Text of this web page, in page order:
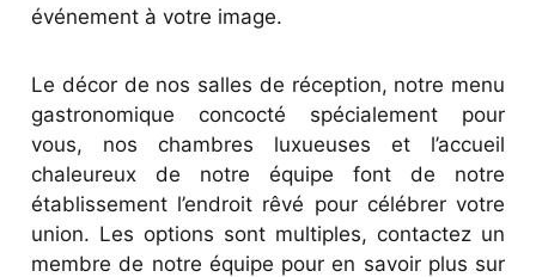
événement à votre image.
Le décor de nos salles de réception, notre menu
gastronomique concocté spécialement pour
vous, nos chambres luxueuses et l’accueil
chaleureux de notre équipe font de notre
établissement l’endroit rêvé pour célébrer votre
union. Les options sont multiples, contactez un
membre de notre équipe pour en savoir plus sur